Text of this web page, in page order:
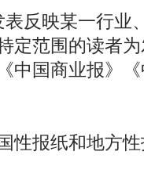
反映某一行业
定范围的读者
中国商业报》
报纸和地方性